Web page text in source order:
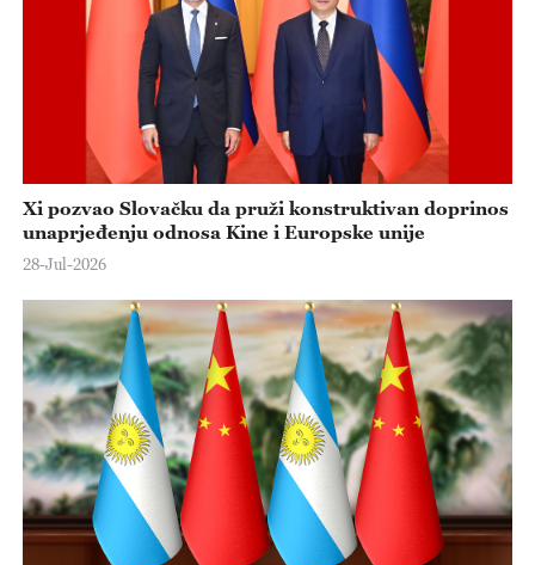
e
Xi pozvao Slovačku da pruži konstruktivan doprinos
unaprjeđenju odnosa Kine i Europske unije
28-Jul-2026